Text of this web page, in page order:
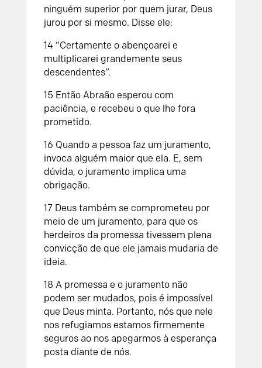
ninguém superior por quem jurar, Deus
jurou por si mesmo. Disse ele:
14 “Certamente o abençoarei e
multiplicarei grandemente seus
descendentes”.
15 Então Abraão esperou com
paciência, e recebeu o que lhe fora
prometido.
16 Quando a pessoa faz um juramento,
invoca alguém maior que ela. E, sem
dúvida, o juramento implica uma
obrigação.
17 Deus também se comprometeu por
meio de um juramento, para que os
herdeiros da promessa tivessem plena
convicção de que ele jamais mudaria de
ideia.
18 A promessa e o juramento não
podem ser mudados, pois é impossível
que Deus minta. Portanto, nós que nele
nos refugiamos estamos firmemente
seguros ao nos apegarmos à esperança
posta diante de nós.